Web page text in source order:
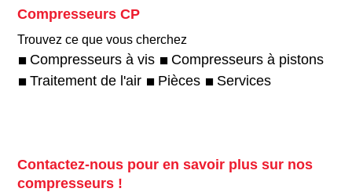
Compresseurs CP
Trouvez ce que vous cherchez
Compresseurs à vis
Compresseurs à pistons
Traitement de l'air
Pièces Services
Contactez-nous pour en savoir plus sur nos
compresseurs !